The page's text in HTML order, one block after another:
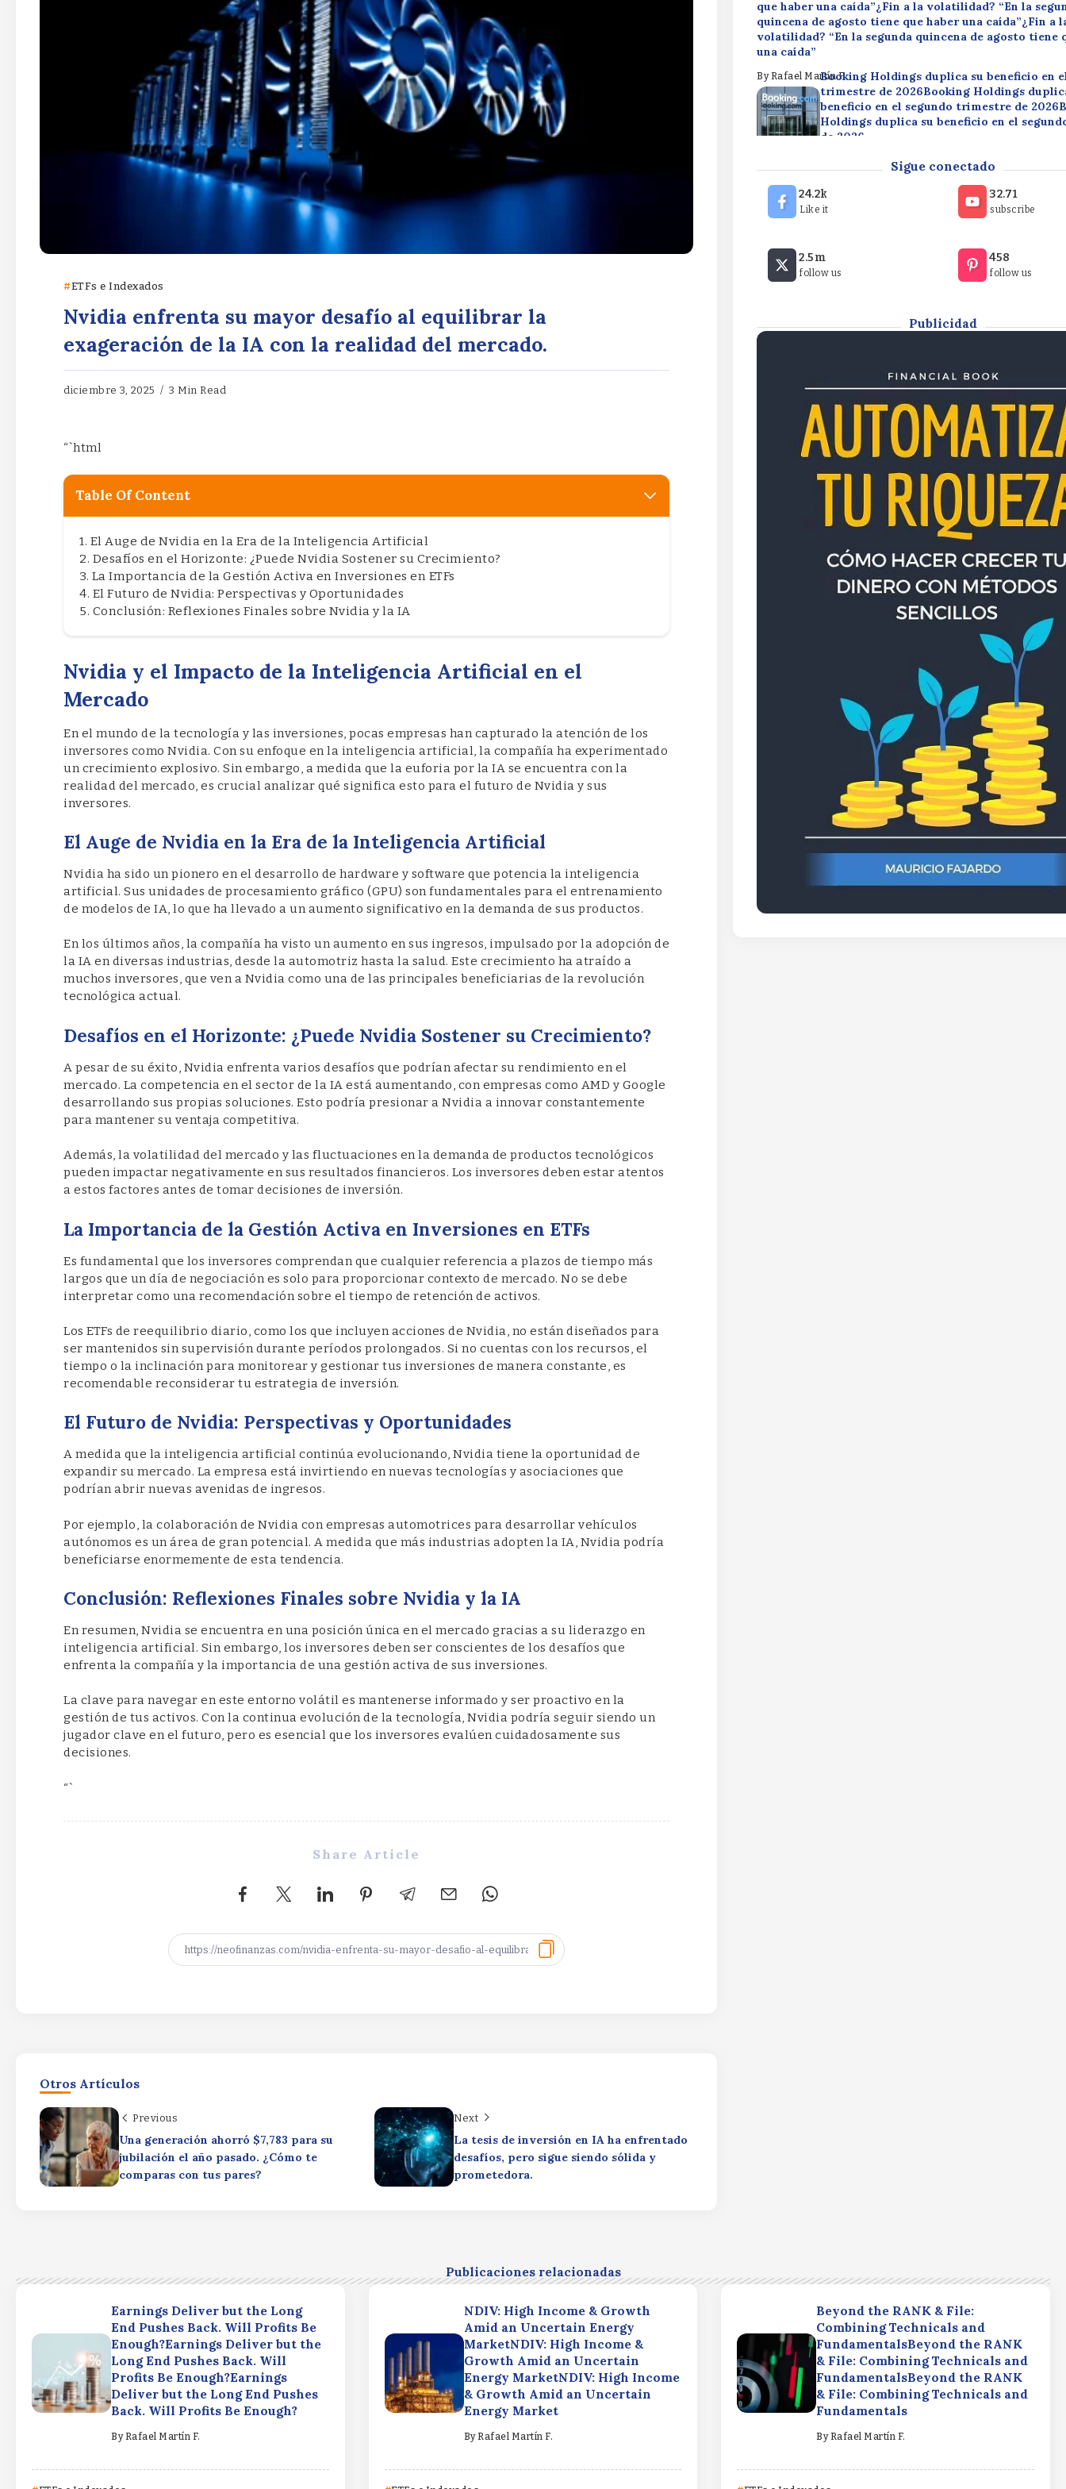
ETFs e Indexados
Nvidia enfrenta su mayor desafío al equilibrar la
exageración de la IA con la realidad del mercado.
diciembre 3, 2025 3 Min Read
“`html
Table Of Content
El Auge de Nvidia en la Era de la Inteligencia Artificial
Desafíos en el Horizonte: ¿Puede Nvidia Sostener su Crecimiento?
La Importancia de la Gestión Activa en Inversiones en ETFs
El Futuro de Nvidia: Perspectivas y Oportunidades
Conclusión: Reflexiones Finales sobre Nvidia y la IA
Nvidia y el Impacto de la Inteligencia Artificial en el
Mercado
En el mundo de la tecnología y las inversiones, pocas empresas han capturado la atención de los
inversores como Nvidia. Con su enfoque en la inteligencia artificial, la compañía ha experimentado
un crecimiento explosivo. Sin embargo, a medida que la euforia por la IA se encuentra con la
realidad del mercado, es crucial analizar qué significa esto para el futuro de Nvidia y sus
inversores.
El Auge de Nvidia en la Era de la Inteligencia Artificial
Nvidia ha sido un pionero en el desarrollo de hardware y software que potencia la inteligencia
artificial. Sus unidades de procesamiento gráfico (GPU) son fundamentales para el entrenamiento
de modelos de IA, lo que ha llevado a un aumento significativo en la demanda de sus productos.
En los últimos años, la compañía ha visto un aumento en sus ingresos, impulsado por la adopción de
la IA en diversas industrias, desde la automotriz hasta la salud. Este crecimiento ha atraído a
muchos inversores, que ven a Nvidia como una de las principales beneficiarias de la revolución
tecnológica actual.
Desafíos en el Horizonte: ¿Puede Nvidia Sostener su Crecimiento?
A pesar de su éxito, Nvidia enfrenta varios desafíos que podrían afectar su rendimiento en el
mercado. La competencia en el sector de la IA está aumentando, con empresas como AMD y Google
desarrollando sus propias soluciones. Esto podría presionar a Nvidia a innovar constantemente
para mantener su ventaja competitiva.
Además, la volatilidad del mercado y las fluctuaciones en la demanda de productos tecnológicos
pueden impactar negativamente en sus resultados financieros. Los inversores deben estar atentos
a estos factores antes de tomar decisiones de inversión.
La Importancia de la Gestión Activa en Inversiones en ETFs
Es fundamental que los inversores comprendan que cualquier referencia a plazos de tiempo más
largos que un día de negociación es solo para proporcionar contexto de mercado. No se debe
interpretar como una recomendación sobre el tiempo de retención de activos.
Los ETFs de reequilibrio diario, como los que incluyen acciones de Nvidia, no están diseñados para
ser mantenidos sin supervisión durante períodos prolongados. Si no cuentas con los recursos, el
tiempo o la inclinación para monitorear y gestionar tus inversiones de manera constante, es
recomendable reconsiderar tu estrategia de inversión.
El Futuro de Nvidia: Perspectivas y Oportunidades
A medida que la inteligencia artificial continúa evolucionando, Nvidia tiene la oportunidad de
expandir su mercado. La empresa está invirtiendo en nuevas tecnologías y asociaciones que
podrían abrir nuevas avenidas de ingresos.
Por ejemplo, la colaboración de Nvidia con empresas automotrices para desarrollar vehículos
autónomos es un área de gran potencial. A medida que más industrias adopten la IA, Nvidia podría
beneficiarse enormemente de esta tendencia.
Conclusión: Reflexiones Finales sobre Nvidia y la IA
En resumen, Nvidia se encuentra en una posición única en el mercado gracias a su liderazgo en
inteligencia artificial. Sin embargo, los inversores deben ser conscientes de los desafíos que
enfrenta la compañía y la importancia de una gestión activa de sus inversiones.
La clave para navegar en este entorno volátil es mantenerse informado y ser proactivo en la
gestión de tus activos. Con la continua evolución de la tecnología, Nvidia podría seguir siendo un
jugador clave en el futuro, pero es esencial que los inversores evalúen cuidadosamente sus
decisiones.
“`
Share Article
Otros Artículos
Previous
Una generación ahorró $7,783 para su
jubilación el año pasado. ¿Cómo te
comparas con tus pares?
Next
La tesis de inversión en IA ha enfrentado
desafíos, pero sigue siendo sólida y
prometedora.
que haber una caída”¿Fin a la volatilidad? “En la
quincena de agosto tiene que haber una caída”¿Fin a
volatilidad? “En la segunda quincena de agosto tiene
una caída”
By Rafael Martín F.Booking Holdings duplica su beneficio en
trimestre de 2026Booking Holdings
beneficio en el segundo trimestre de
Holdings duplica su beneficio en el
de 2026
Rafael Martín F.
Disney reduce su beneficio en un 49,9%
trimestre fiscalDisney reduce su beneficio
49,9% en el tercer trimestre fiscalDisney
beneficio en un 49,9% en el tercer
¿Fin a la volatilidad? “En la segunda quincena de
que haber una caída”¿Fin a la volatilidad? “En la
quincena de agosto tiene que haber una caída”¿Fin a
ByRafael Martín F.
Sigue conectado
24.2k
Like it
32.71
subscribe
2.5m
follow us
458
follow us
Publicidad
Publicaciones relacionadas
Earnings Deliver but the Long
End Pushes Back. Will Profits Be
Enough?Earnings Deliver but the
Long End Pushes Back. Will
Profits Be Enough?Earnings
Deliver but the Long End Pushes
Back. Will Profits Be Enough?
By Rafael Martín F.
NDIV: High Income & Growth
Amid an Uncertain Energy
MarketNDIV: High Income &
Growth Amid an Uncertain
Energy MarketNDIV: High Income
& Growth Amid an Uncertain
Energy Market
ByRafael Martín F.
Beyond the RANK & File:
Combining Technicals and
FundamentalsBeyond the RANK
& File: Combining Technicals and
FundamentalsBeyond the RANK
& File: Combining Technicals and
Fundamentals
ByRafael Martín F.